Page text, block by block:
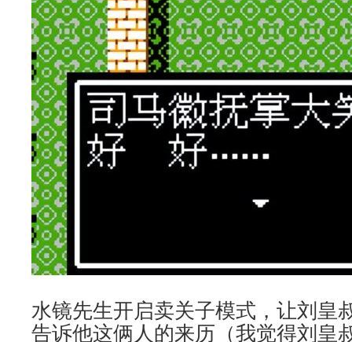
水镜先生开启卖关子模式，让刘皇
告诉他这俩人的来历（我觉得刘皇